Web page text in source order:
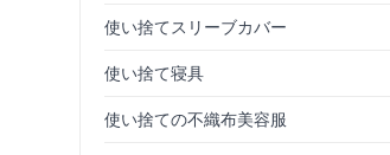
使い捨てスリーブカバー
使い捨て寝具
使い捨ての不織布美容服